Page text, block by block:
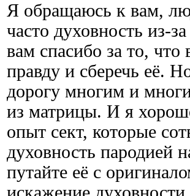
Я обращаюсь к вам,
часто духовность из-
вам спасибо за то, что
правду и сберечь её.
дорогу многим и
из матрицы. И я
опыт сект, которые
духовность пародией
путайте её с